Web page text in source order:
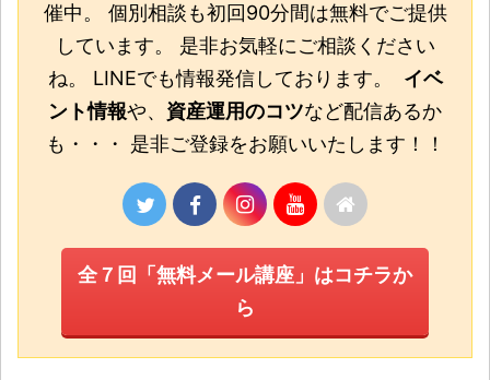
催中。 個別相談も初回90分間は無料でご提供
しています。 是非お気軽にご相談ください
ね。 LINEでも情報発信しております。 イベ
ント情報や、 資産運用のコツなど配信あるか
も・・・ 是非ご登録をお願いいたします！！
全７回「無料メール講座」はコチラか
ら